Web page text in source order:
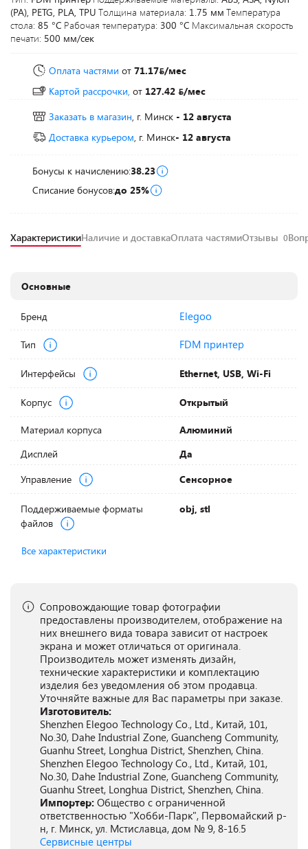
(PA), PETG, PLA, TPU Толщина материала: 1.75 мм Температура
стола: 85 °C Рабочая температура: 300 °C Максимальная скорость
печати: 500 мм/сек
Оплата частями от 71.17 /мес
Картой рассрочки, от 127.42
/мес
Заказать в магазин, г. Минск - 12 августа
Доставка курьером, г. Минск- 12 августа
Бонусы к начислению:38.23
Списание бонусов:до 25%
ХарактеристикиНаличие и доставкаОплата частямиОтзывы 0
Основные
Бренд Elegoo
Тип FDM принтер
Интерфейсы Ethernet, USB, Wi-Fi
Корпус Открытый
Материал корпуса
Алюминий
Дисплей
Да
Управление
Сенсорное
Поддерживаемые форматы
файлов
obj, stl
Все характеристики
Сопровождающие товар фотографии
предоставлены производителем, отображение на
них внешнего вида товара зависит от настроек
экрана и может отличаться от оригинала.
Производитель может изменять дизайн,
технические характеристики и комплектацию
изделия без уведомления об этом продавца.
Уточняйте важные для Вас параметры при заказе.
Изготовитель:
Shenzhen Elegoo Technology Co., Ltd., Китай, 101,
No.30, Dahe Industrial Zone, Guancheng Community,
Guanhu Street, Longhua District, Shenzhen, China.
Shenzhen Elegoo Technology Co., Ltd., Китай, 101,
No.30, Dahe Industrial Zone, Guancheng Community,
Guanhu Street, Longhua District, Shenzhen, China.
Импортер: Общество с ограниченной
ответственностью "Хобби-Парк", Первомайский р-
н, г. Минск, ул. Мстиславца, дом № 9, 8-16.5
Сервисные центры